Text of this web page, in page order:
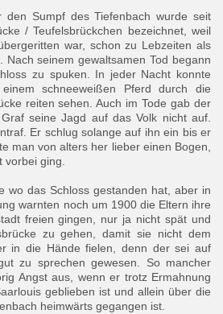
den Sumpf des Tiefenbach wurde seit
/ Teufelsbrückchen bezeichnet, weil
war, schon zu Lebzeiten als
Nach seinem gewaltsamen Tod begann
zu spuken. In jeder Nacht konnte
schneeweißen Pferd durch die
reiten sehen. Auch im Tode gab der
seine Jagd auf das Volk nicht auf.
Er schlug solange auf ihn ein bis er
man von alters her lieber einen Bogen,
ging.
wo das Schloss gestanden hat, aber in
warnten noch um 1900 die Eltern ihre
freien gingen, nur ja nicht spät und
zu gehen, damit sie nicht dem
in die Hände fielen, denn der sei auf
zu sprechen gewesen. So mancher
Angst aus, wenn er trotz Ermahnung
geblieben ist und allein über die
heimwärts gegangen ist.